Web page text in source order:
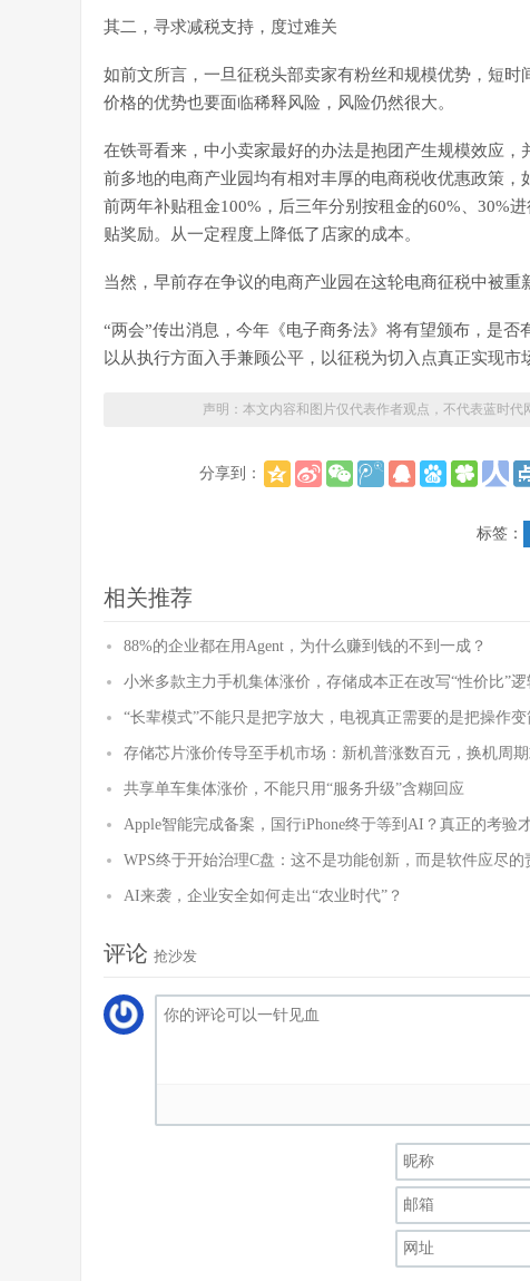
其二，寻求减税支持，度过难关
如前文所言，一旦征税头部卖家有粉丝和规模优势，短
价格的优势也要面临稀释风险，风险仍然很大。
在铁哥看来，中小卖家最好的办法是抱团产生规模效应
前多地的电商产业园均有相对丰厚的电商税收优惠政策
前两年补贴租金100%，后三年分别按租金的60%、30%
贴奖励。从一定程度上降低了店家的成本。
当然，早前存在争议的电商产业园在这轮电商征税中被重
“两会”传出消息，今年《电子商务法》将有望颁布，是
以从执行方面入手兼顾公平，以征税为切入点真正实现市
声明：本文内容和图片仅代表作者观点，不代表蓝时代
分享到：
标签：
相关推荐
88%的企业都在用Agent，为什么赚到钱的不到一成？
小米多款主力手机集体涨价，存储成本正在改写“性价比”逻
“长辈模式”不能只是把字放大，电视真正需要的是把操作变
存储芯片涨价传导至手机市场：新机普涨数百元，换机周
共享单车集体涨价，不能只用“服务升级”含糊回应
Apple智能完成备案，国行iPhone终于等到AI？真正的考验
WPS终于开始治理C盘：这不是功能创新，而是软件应尽的
AI来袭，企业安全如何走出“农业时代”？
评论 抢沙发